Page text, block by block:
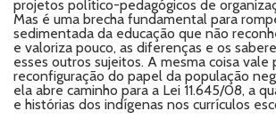
projetos político-pedagógicos de
Mas é uma brecha fundamental para
sedimentada da educação que não
e valoriza pouco, as diferenças e os
esses outros sujeitos. A mesma coisa vale
reconfiguração do papel da população
ela abre caminho para a Lei 11.645/08, a
e histórias dos indígenas nos currículos